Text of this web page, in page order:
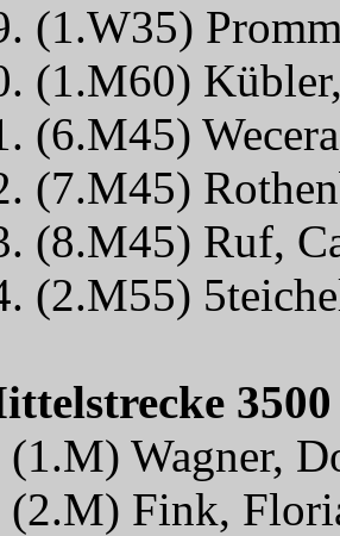
(1.W35)
(1.M60)
(6.M45)
(7.M45)
(8.M45) Ruf,
(2.M55)
(1.M) Wagner,
(2.M) Fink,